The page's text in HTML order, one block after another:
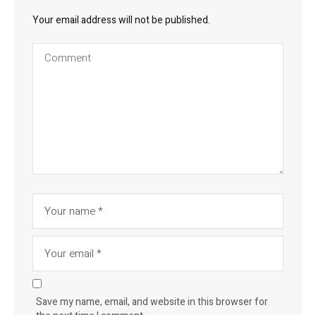
Your email address will not be published.
Save my name, email, and website in this browser for